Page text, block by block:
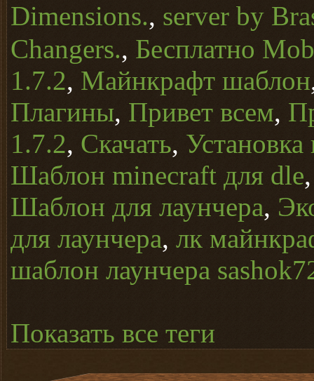
Dimensions., server by
Changers., Бесплатно
1.7.2, Майнкрафт шаблон
Плагины, Привет всем,
1.7.2, Скачать, Установка
Шаблон minecraft для dle
Шаблон для лаунчера,
для лаунчера, лк
шаблон лаунчера
Показать все теги